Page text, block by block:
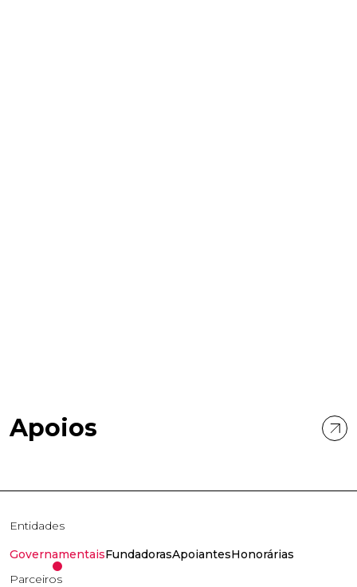
Apoios
Entidades
GovernamentaisFundadorasApoiantesHonorárias
Parceiros